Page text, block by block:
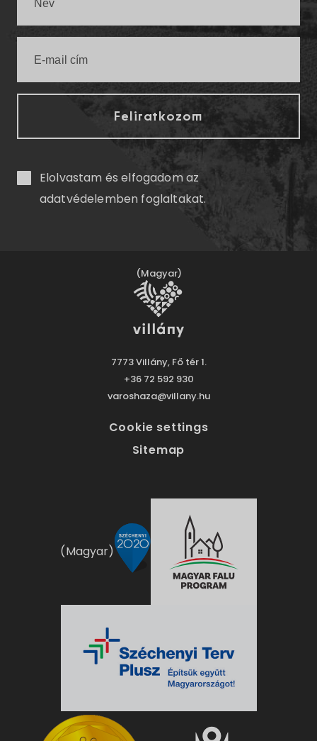
Elolvastam és elfogadom az
adatvédelemben foglaltakat.
(Magyar)
7773 Villány, Fő tér 1.
+36 72 592 930
varoshaza@villany.hu
Cookie settings
Sitemap
(Magyar)